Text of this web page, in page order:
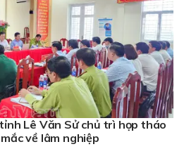
Lê Văn Sử chủ trì họp tháo
về lâm nghiệp